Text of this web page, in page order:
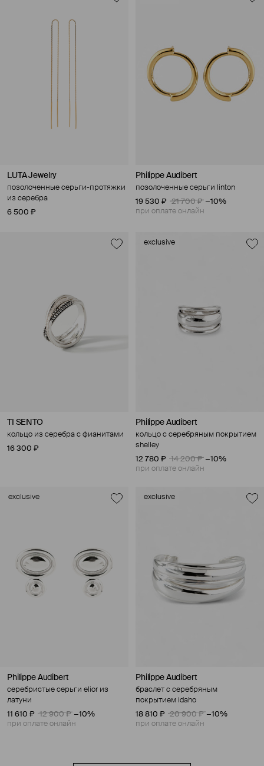
LUTA Jewelry
позолоченные серьги-протяжки
из серебра
6 500 ₽
Philippe Audibert
позолоченные серьги linton
19 530 ₽
21 700 ₽ −10%
при оплате онлайн
TI SENTO
кольцо из серебра с фианитами
16 300 ₽
exclusive
Philippe Audibert
кольцо с серебряным покрытием
shelley
12 780 ₽
14 200 ₽ −10%
при оплате онлайн
exclusive
Philippe Audibert
серебристые серьги elior из
латуни
11 610 ₽
12 900 ₽ −10%
при оплате онлайн
exclusive
Philippe Audibert
браслет с серебряным
покрытием idaho
18 810 ₽
20 900 ₽ −10%
при оплате онлайн